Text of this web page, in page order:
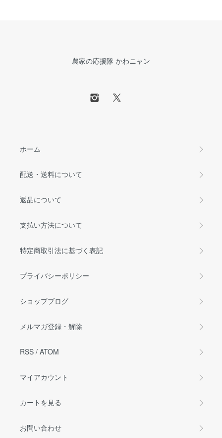
農家の応援隊 かわニャン
ホーム
配送・送料について
返品について
支払い方法について
特定商取引法に基づく表記
プライバシーポリシー
ショップブログ
メルマガ登録・解除
RSS / ATOM
マイアカウント
カートを見る
お問い合わせ